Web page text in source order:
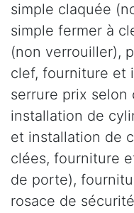
simple claquée
simple fermer à
(non verrouiller),
clef, fourniture et
serrure prix
installation de
et installation de
clées, fourniture
de porte),
rosace de